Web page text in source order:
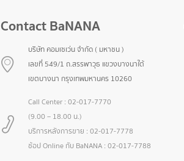
Contact BaNANA
บริษัท คอมเซเว่น จำกัด ( มหาชน )
เลขที่ 549/1 ถ.สรรพาวุธ แขวงบางนาใต้
เขตบางนา กรุงเทพมหานคร 10260
Call Center : 02-017-7770
(9.00 – 18.00 น.)
บริการหลังการขาย : 02-017-7778
ช้อป Online กับ BaNANA : 02-017-7788